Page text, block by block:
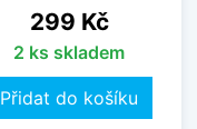
Cena
299 Kč
2 ks skladem
Přidat do košíku